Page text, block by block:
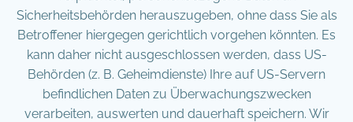
Sicherheitsbehörden herauszugeben, ohne dass Sie als
Betroffener hiergegen gerichtlich vorgehen könnten. Es
kann daher nicht ausgeschlossen werden, dass US-
Behörden (z. B. Geheimdienste) Ihre auf US-Servern
befindlichen Daten zu Überwachungszwecken
verarbeiten, auswerten und dauerhaft speichern. Wir